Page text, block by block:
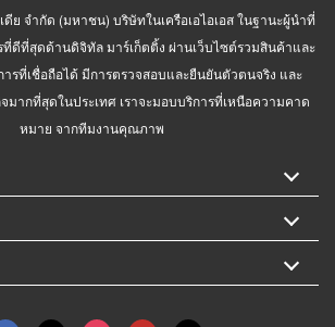
ดีย จำกัด (มหาชน) บริษัทในเครือเอไอเอส ในฐานะผู้นำที่
ดีที่สุดด้านดิจิทัล มาร์เก็ตติ้ง ผ่านเว็บไซต์รวมสินค้าและ
ารที่เชื่อถือได้ มีการตรวจสอบและยืนยันตัวตนจริง และ
ากที่สุดในประเทศ เราจะมอบบริการที่เหนือความคาด
หมาย จากทีมงานคุณภาพ